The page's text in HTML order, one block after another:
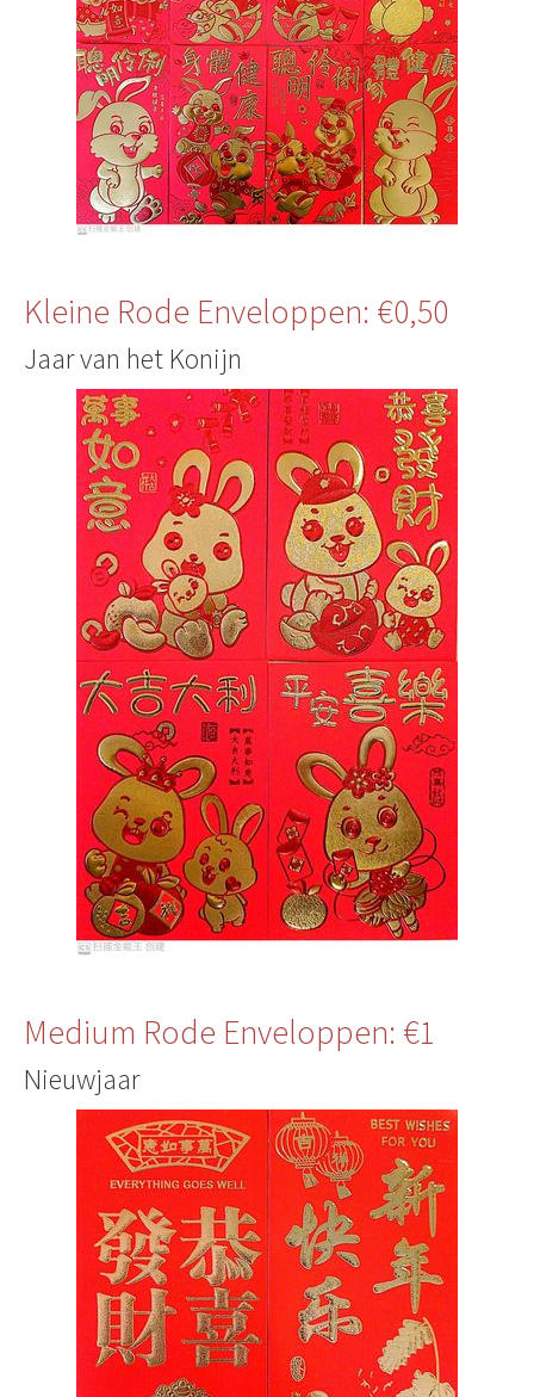
Kleine Rode Enveloppen: €0,50
Jaar van het Konijn
Medium Rode Enveloppen: €1
Nieuwjaar